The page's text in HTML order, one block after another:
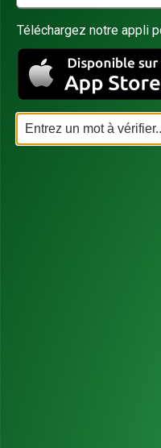
Téléchargez notre appli